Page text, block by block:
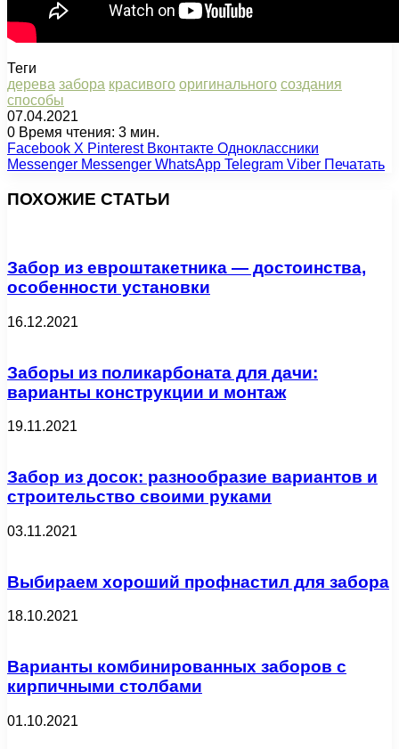
Теги
дерева забора красивого оригинального создания
способы
07.04.2021
0 Время чтения: 3 мин.
Facebook X Pinterest Вконтакте Одноклассники
Messenger Messenger WhatsApp Telegram Viber Печатать
ПОХОЖИЕ СТАТЬИ
Забор из евроштакетника — достоинства,
особенности установки
16.12.2021
Заборы из поликарбоната для дачи:
варианты конструкции и монтаж
19.11.2021
Забор из досок: разнообразие вариантов и
строительство своими руками
03.11.2021
Выбираем хороший профнастил для забора
18.10.2021
Варианты комбинированных заборов с
кирпичными столбами
01.10.2021